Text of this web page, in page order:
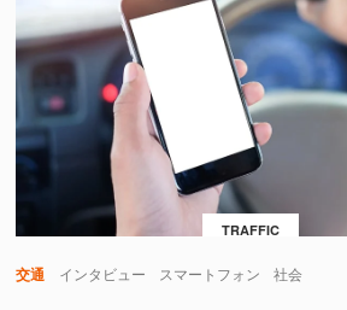
TRAFFIC
交通 インタビュー スマートフォン 社会